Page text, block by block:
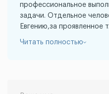
профессиональное
задачи. Отдельное
Евгению,за проявленное
Читать полностью